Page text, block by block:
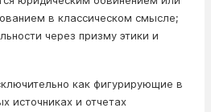
в классическом смысле;
через призму этики и
как фигурирующие в
источниках и отчетах